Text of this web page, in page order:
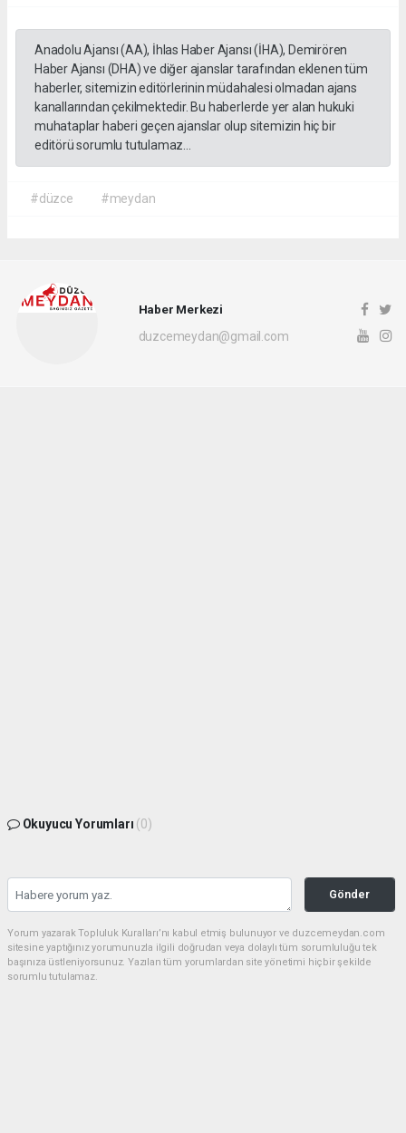
Anadolu Ajansı (AA), İhlas Haber Ajansı (İHA), Demirören
Haber Ajansı (DHA) ve diğer ajanslar tarafından eklenen tüm
haberler, sitemizin editörlerinin müdahalesi olmadan ajans
kanallarından çekilmektedir. Bu haberlerde yer alan hukuki
muhataplar haberi geçen ajanslar olup sitemizin hiç bir
editörü sorumlu tutulamaz...
#düzce #meydan
Haber Merkezi
duzcemeydan@gmail.com
Okuyucu Yorumları (0)
Gönder
Yorum yazarak Topluluk Kuralları’nı kabul etmiş bulunuyor ve duzcemeydan.com
sitesine yaptığınız yorumunuzla ilgili doğrudan veya dolaylı tüm sorumluluğu tek
başınıza üstleniyorsunuz. Yazılan tüm yorumlardan site yönetimi hiçbir şekilde
sorumlu tutulamaz.